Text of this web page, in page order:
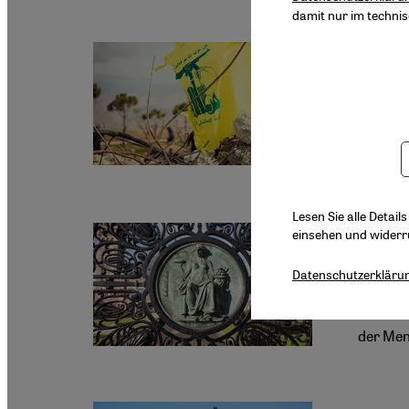
Kaum
der
damit nur im
Lesen Sie alle
einsehen und